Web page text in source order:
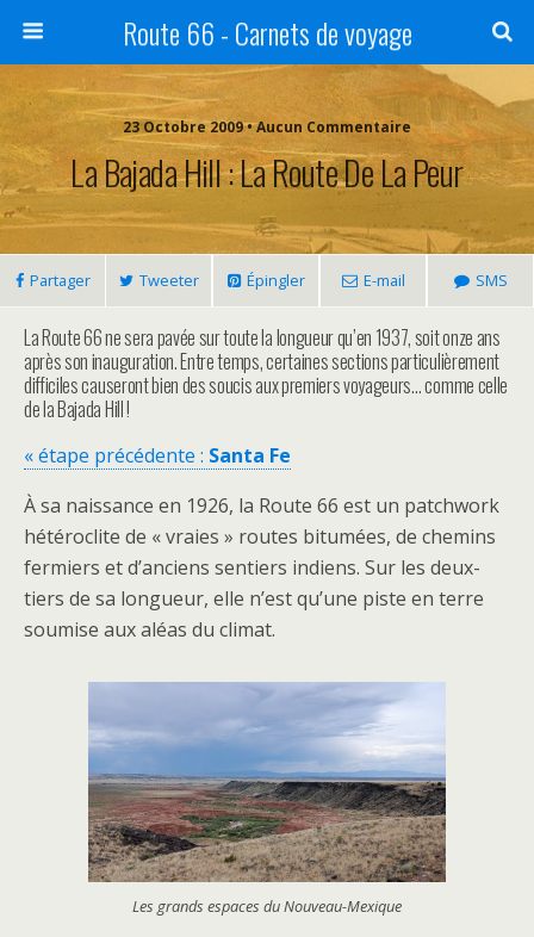
Route 66 - Carnets de voyage
23 Octobre 2009 • Aucun Commentaire
La Bajada Hill : La Route De La Peur
Partager Tweeter Épingler E-mail SMS
La Route 66 ne sera pavée sur toute la longueur qu’en 1937, soit onze ans
après son inauguration. Entre temps, certaines sections particulièrement
difficiles causeront bien des soucis aux premiers voyageurs… comme celle
de la Bajada Hill !
« étape précédente : Santa Fe
À sa naissance en 1926, la Route 66 est un patchwork
hétéroclite de « vraies » routes bitumées, de chemins
fermiers et d’anciens sentiers indiens. Sur les deux-
tiers de sa longueur, elle n’est qu’une piste en terre
soumise aux aléas du climat.
Les grands espaces du Nouveau-Mexique